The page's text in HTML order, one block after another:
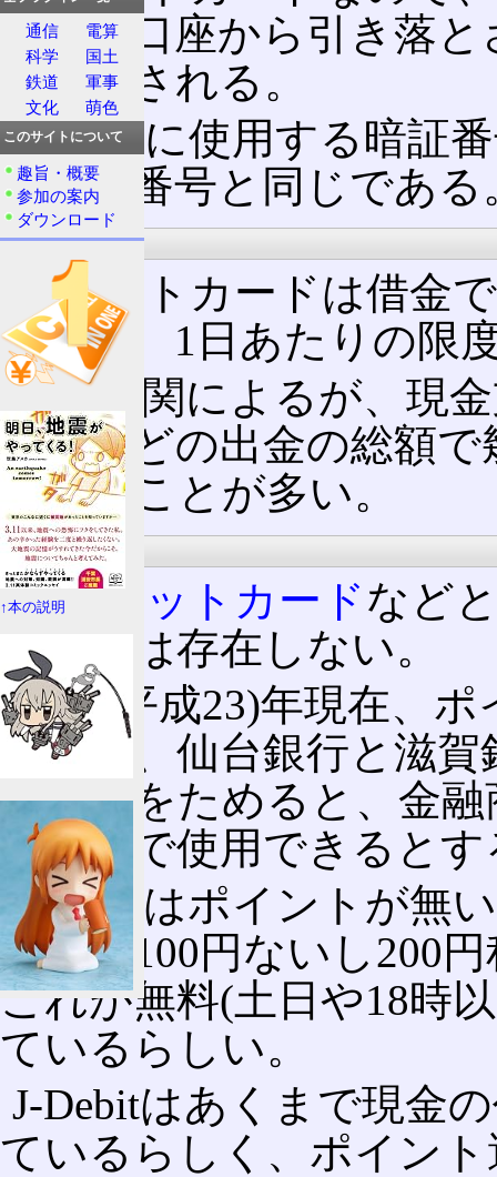
機関の口座から引き落
に入金される。
その際に使用する暗証
の暗証番号と同じである
限度額
デビットカードは借金
と同様、1日あたりの限
金融機関によるが、現
支払などの出金の総額
されることが多い。
ポイント
クレジットカードなど
ービスは存在しない。
2011(平成23)年現在、
るのは、仙台銀行と滋
イントをためると、金
引などで使用できると
他行ではポイントが無
あたり100円ないし200
これが無料(土日や18時
ているらしい。
J-Debitはあくまで現金
ているらしく、ポイン
通信
電算
科学
国土
鉄道
軍事
文化
萌色
このサイトについて
趣旨・概要
参加の案内
ダウンロード
↑本の説明